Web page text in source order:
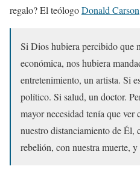
regalo? El teólogoDonald Carson
Si Dios hubiera percibido que
económica, nos hubiera
entretenimiento, un artista. Si
político. Si salud, un doctor.
mayor necesidad tenía que ver
nuestro distanciamiento de Él,
rebelión, con nuestra muerte,